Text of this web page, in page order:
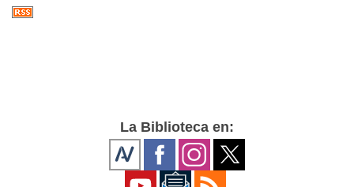
La Biblioteca en: